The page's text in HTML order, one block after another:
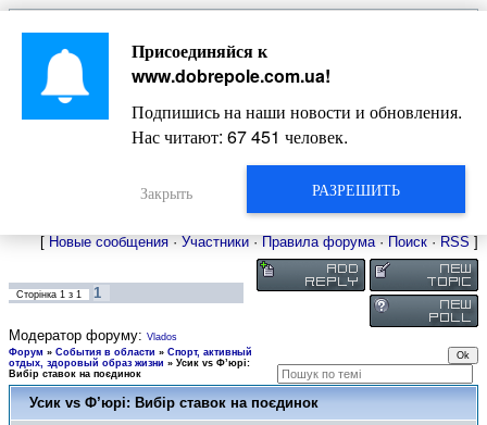
Главная
Новости
Довідкова
Фото
Оголошення
Видео
Жизнь Добропольского края
[ Новые сообщения · Участники · Правила форума· Поиск · RSS ]
Сторінка 1 з 1 1
Модератор форуму: Vlados
Форум » События в области » Спорт, активный
отдых, здоровый образ жизни » Усик vs Ф’юрі:
Вибір ставок на поєдинок
Усик vs Ф’юрі: Вибір ставок на поєдинок
Присоединяйся к
www.dobrepole.com.ua!
Подпишись на наши новости и обновления.
Нас читают: 67 451 человек.
РАЗРЕШИТЬ
Закрыть